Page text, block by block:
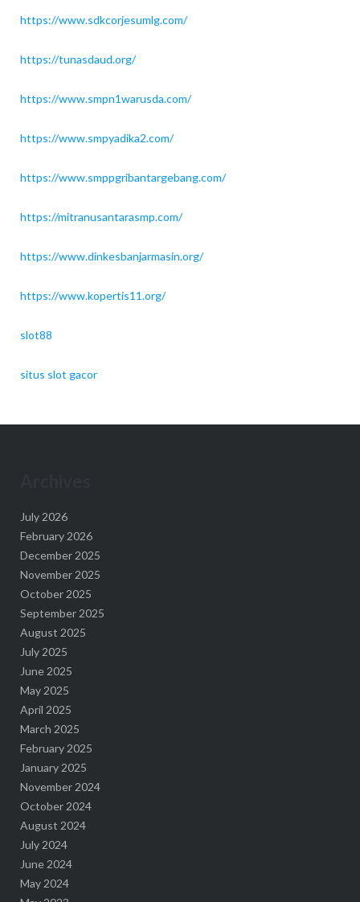
https://www.sdkcorjesumlg.com/
https://tunasdaud.org/
https://www.smpn1warusda.com/
https://www.smpyadika2.com/
https://www.smppgribantargebang.com/
https://mitranusantarasmp.com/
https://www.dinkesbanjarmasin.org/
https://www.kopertis11.org/
slot88
situs slot gacor
July 2026
February 2026
December 2025
November 2025
October 2025
September 2025
August 2025
July 2025
June 2025
May 2025
April 2025
March 2025
February 2025
January 2025
November 2024
October 2024
August 2024
July 2024
June 2024
May 2024